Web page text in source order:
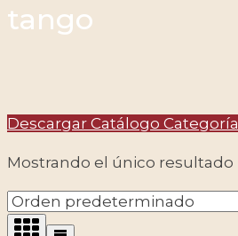
tango
Descargar Catálogo Categoría
Mostrando el único resultado